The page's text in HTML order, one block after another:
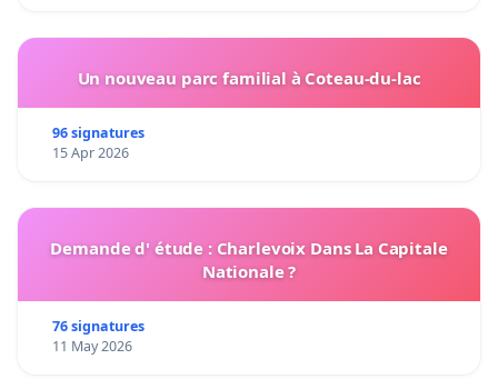
Un nouveau parc familial à Coteau-du-lac
96 signatures
15 Apr 2026
Demande d' étude : Charlevoix Dans La Capitale
Nationale ?
76 signatures
11 May 2026